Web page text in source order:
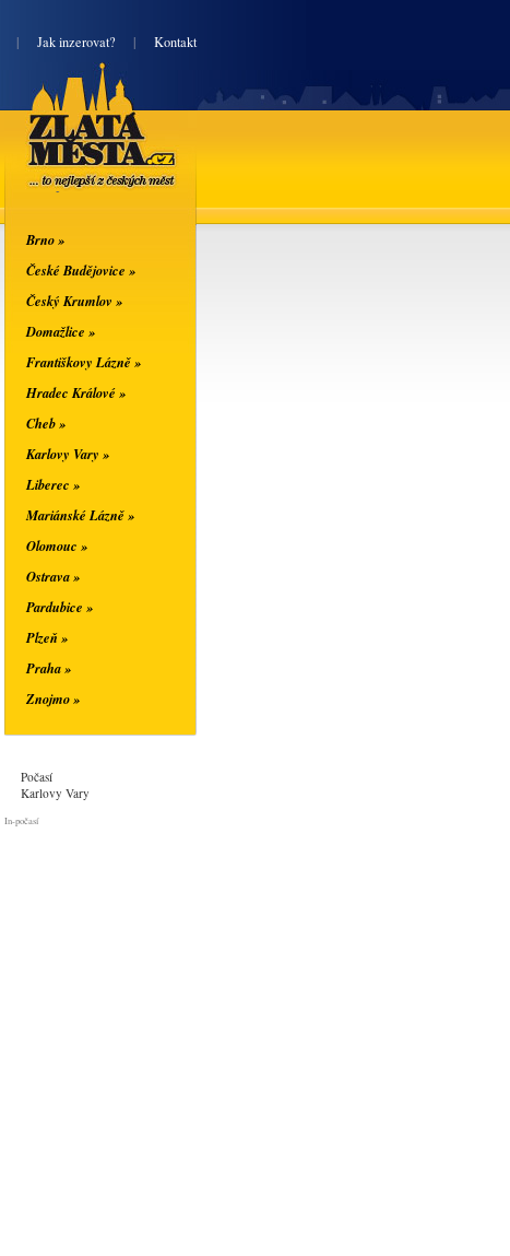
| Jak inzerovat? | Kontakt
Zlatá města
... to nejlepší z
českých měst
Brno »
České Budějovice »
Český Krumlov »
Domažlice »
Františkovy Lázně »
Hradec Králové »
Cheb »
Karlovy Vary »
Liberec »
Mariánské Lázně »
Olomouc »
Ostrava »
Pardubice »
Plzeň »
Praha »
Znojmo »
Počasí
Karlovy Vary
In-počasí